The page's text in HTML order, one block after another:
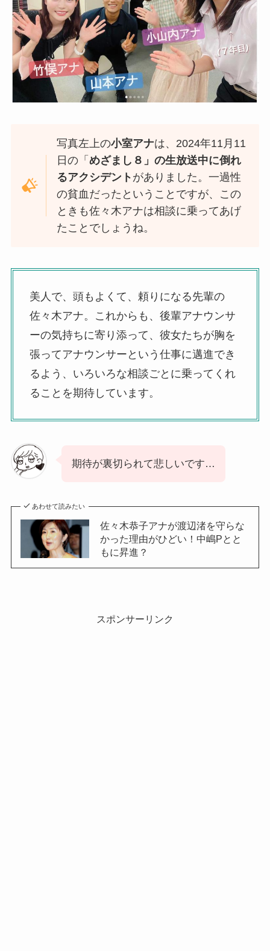
写真左上の小室アナは、2024年11月11
日の「めざまし８」の生放送中に倒れ
るアクシデント がありました。一過性
の貧血だったということですが、この
ときも佐々木アナは相談に乗ってあげ
たことでしょうね。
美人で、頭もよくて、頼りになる先輩の
佐々木アナ。これからも、後輩アナウンサ
ーの気持ちに寄り添って、彼女たちが胸を
張ってアナウンサーという仕事に邁進でき
るよう、いろいろな相談ごとに乗ってくれ
ることを期待しています。
期待が裏切られて悲しいです…
あわせて読みたい
佐々木恭子アナが渡辺渚を守らな
かった理由がひどい！中嶋Pとと
もに昇進？
スポンサーリンク